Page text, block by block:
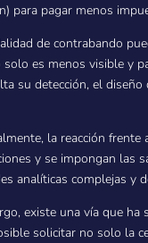
para pagar menos
de contrabando
solo es menos visible y
su detección, el
la reacción
y se impongan las
analíticas complejas y
existe una vía que ha
solicitar no solo la